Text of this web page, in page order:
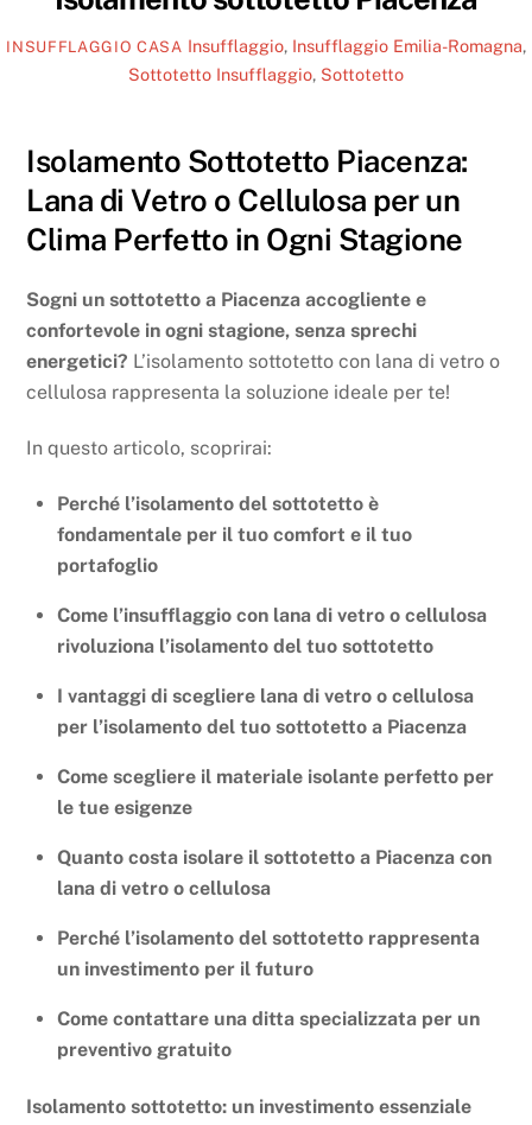
INSUFFLAGGIO CASA Insufflaggio, Insufflaggio Emilia-Romagna,
Sottotetto Insufflaggio, Sottotetto
Isolamento Sottotetto Piacenza:
Lana di Vetro o Cellulosa per un
Clima Perfetto in Ogni Stagione
Sogni un sottotetto a Piacenza accogliente e
confortevole in ogni stagione, senza sprechi
energetici? L’isolamento sottotetto con lana di vetro o
cellulosa rappresenta la soluzione ideale per te!
In questo articolo, scoprirai:
Perché l’isolamento del sottotetto è
fondamentale per il tuo comfort e il tuo
portafoglio
Come l’insufflaggio con lana di vetro o cellulosa
rivoluziona l’isolamento del tuo sottotetto
I vantaggi di scegliere lana di vetro o cellulosa
per l’isolamento del tuo sottotetto a Piacenza
Come scegliere il materiale isolante perfetto per
le tue esigenze
Quanto costa isolare il sottotetto a Piacenza con
lana di vetro o cellulosa
Perché l’isolamento del sottotetto rappresenta
un investimento per il futuro
Come contattare una ditta specializzata per un
preventivo gratuito
Isolamento sottotetto: un investimento essenziale